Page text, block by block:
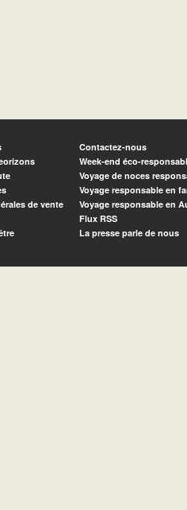
de vente
Contactez-nous
Week-end éco-
Voyage de noces
Voyage responsable en
Voyage responsable en
Flux RSS
La presse parle de nous